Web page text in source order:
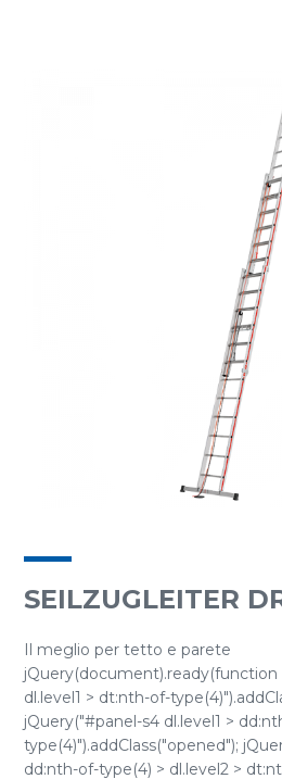
SEILZUGLEITER
Il meglio per tetto e parete
jQuery(document).ready(function
dl.level1 > dt:nth-of-
jQuery("#panel-s4 dl.level1 >
type(4)").addClass("opened");
dd:nth-of-type(4) > dl.level2 >